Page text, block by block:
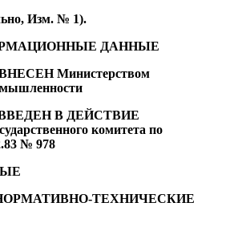
Изм. № 1).
ДАННЫЕ
Министерством
В ДЕЙСТВИЕ
комитета по
№ 978
ТЕХНИЧЕСКИЕ